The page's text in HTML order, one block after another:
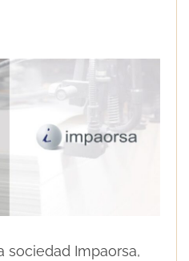
sociedad Impaorsa,